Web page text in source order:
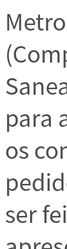
para
os
ser